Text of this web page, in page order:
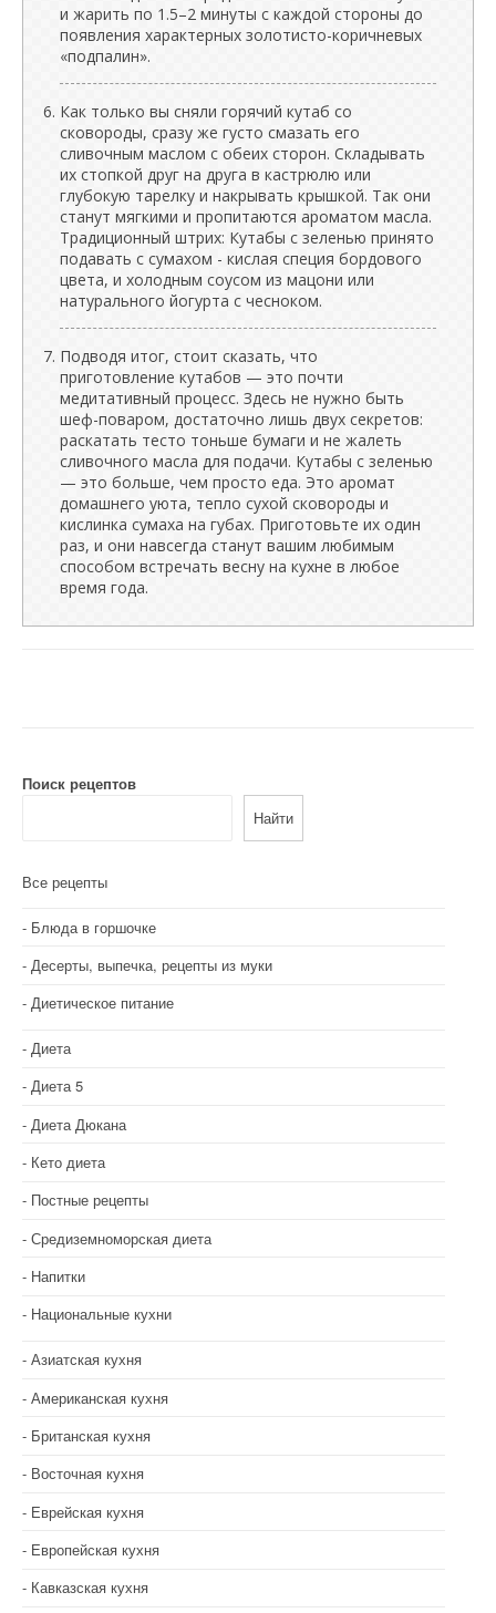
и жарить по 1.5–2 минуты с каждой стороны до
появления характерных золотисто-коричневых
«подпалин».
Как только вы сняли горячий кутаб со
сковороды, сразу же густо смазать его
сливочным маслом с обеих сторон. Складывать
их стопкой друг на друга в кастрюлю или
глубокую тарелку и накрывать крышкой. Так они
станут мягкими и пропитаются ароматом масла.
Традиционный штрих: Кутабы с зеленью принято
подавать с сумахом - кислая специя бордового
цвета, и холодным соусом из мацони или
натурального йогурта с чесноком.
Подводя итог, стоит сказать, что
приготовление кутабов — это почти
медитативный процесс. Здесь не нужно быть
шеф-поваром, достаточно лишь двух секретов:
раскатать тесто тоньше бумаги и не жалеть
сливочного масла для подачи. Кутабы с зеленью
— это больше, чем просто еда. Это аромат
домашнего уюта, тепло сухой сковороды и
кислинка сумаха на губах. Приготовьте их один
раз, и они навсегда станут вашим любимым
способом встречать весну на кухне в любое
время года.
Поиск рецептов
Найти
Все рецепты
Блюда в горшочке
Десерты, выпечка, рецепты из муки
Диетическое питание
Диета
Диета 5
Диета Дюкана
Кето диета
Постные рецепты
Средиземноморская диета
Напитки
Национальные кухни
Азиатская кухня
Американская кухня
Британская кухня
Восточная кухня
Еврейская кухня
Европейская кухня
Кавказская кухня